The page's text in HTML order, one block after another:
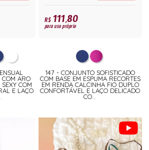
COM ARO
COM
E LAÇO
R$111,80
para uso próprio
147 - CONJUNTO SOFISTICADO
COM BASE EM ESPUMA RECORTES
EM RENDA CALCINHA FIO DUPLO
CONFORTÁVEL E LAÇO DELICADO
CO...